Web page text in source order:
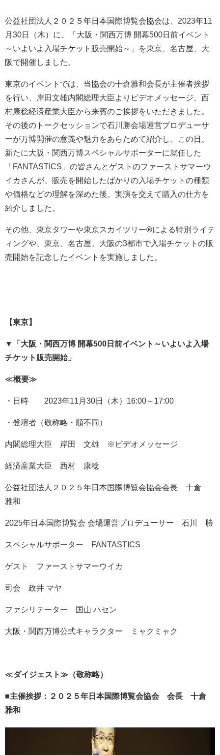
公益社団法人２０２５年日本国際博覧会協会は、2023年11
月30日（木）に、「大阪・関西万博 開幕500日前イベント
～いよいよ入場チケット販売開始～」を東京、名古屋、大
阪で開催しました。
東京のイベントでは、当協会の十倉雅和会長が主催者挨拶
を行い、岸田文雄内閣総理大臣よりビデオメッセージ、西
村康稔経済産業大臣から来賓のご挨拶をいただきました。
その後のトークセッションで石川勝会場運営プロデューサ
ーが万博開催の意義や魅力をあらためて紹介し、この日、
新たに大阪・関西万博スペシャルサポーターに就任した
「FANTASTICS」の皆さんとゲストのファーストサマーウ
イカさんが、販売を開始したばかりの入場チケットの種類
や価格などの理解を深めた後、実演を交えて購入の仕方を
紹介しました。
その他、東京タワーや東京スカイツリー®による特別ライテ
ィングや、東京、名古屋、大阪の3都市で入場チケットの販
売開始を記念したイベントを実施しました。
【東京】
▼ 「大阪・関西万博 開幕500 日前イベント～いよいよ入場
チケット販売開始」
≪概要≫
・日時 2023年11月30日（木）16:00～17:00
・登壇者（敬称略・順不同）
内閣総理大臣 岸田 文雄 ※ビデオメッセージ
経済産業大臣 西村 康稔
公益社団法人２０２５年日本国際博覧会協会会長 十倉
雅和
2025年日本国際博覧会 会場運営プロデューサー 石川 勝
スペシャルサポーター FANTASTICS
ゲスト ファーストサマーウイカ
司会 政井 マヤ
ファシリテーター 国山 ハセン
大阪・関西万博公式キャラクター ミャクミャク
≪ダイジェスト≫（敬称略）
■主催挨拶：２０２５年日本国際博覧会協会 会長 十倉
雅和